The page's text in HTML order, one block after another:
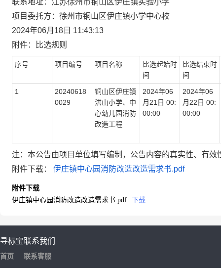
联系地址： 江苏徐州市铜山区伊庄镇实验小学
项目委托方 ： 徐州市铜山区伊庄镇小学中心校
2024年06月18日 11:43:13
附件：
比选规则
序号 项目编号 项目名称 比选起始时
间
比选结束时
间
1
20240618
0029
铜山区伊庄镇
洪山小学、中
心幼儿园消防
改造工程
2024年06
月 21 日 00:
00:00
2024年06
月 22 日 00:
00:00
注：本公告由项目单位填写编制，公告内容的真实性、有
附件下载： 伊庄镇中心园消防改造改造需求书.pdf
附件下载
伊庄镇中心园消防改造改造需求书.pdf
下载
寻标宝
首页
联系我们
联系客服